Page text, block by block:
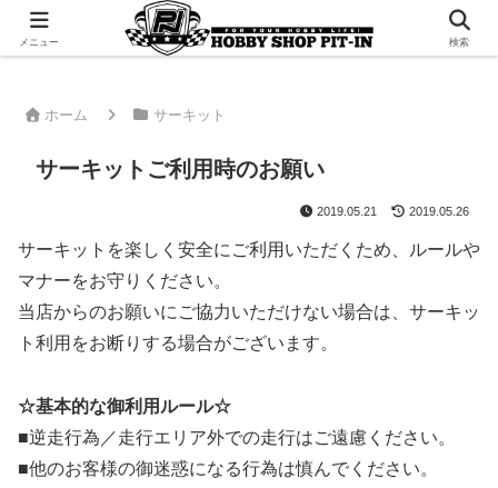
千葉県君津市でラジコンやプラモデルを販売。 ピットインのウェブサイトです
ホーム サーキット
サーキットご利用時のお願い
2019.05.21 2019.05.26
サーキットを楽しく安全にご利用いただくため、ルールや
マナーをお守りください。
当店からのお願いにご協力いただけない場合は、サーキッ
ト利用をお断りする場合がございます。
☆基本的な御利用ルール☆
■逆走行為／走行エリア外での走行はご遠慮ください。
■他のお客様の御迷惑になる行為は慎んでください。
メニュー 検索